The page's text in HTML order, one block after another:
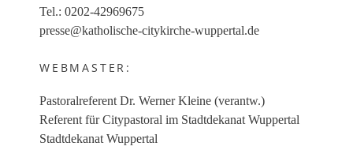
Tel.: 0202-42969675
presse@katholische-citykirche-wuppertal.de
WEBMASTER:
Pastoralreferent Dr. Werner Kleine (verantw.)
Referent für Citypastoral im Stadtdekanat Wuppertal
Stadtdekanat Wuppertal